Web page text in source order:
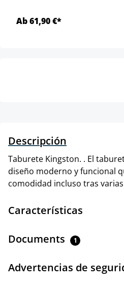
Ab 61,90 €*
Descripción
Taburete Kingston. . El
diseño moderno y funcional
comodidad incluso tras
Características
Documents 1
Advertencias de